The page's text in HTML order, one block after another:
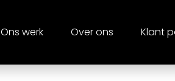
Ons werk Over ons Klant